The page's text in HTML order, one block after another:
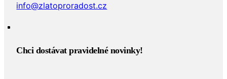
info@zlatoproradost.cz
Chci dostávat pravidelné novinky!​